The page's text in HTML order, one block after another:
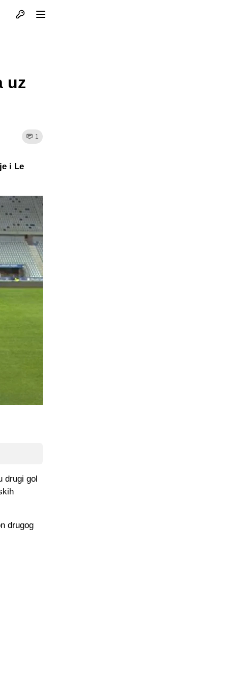
Otvori profil
uz
1
i Le
drugi gol
drugog